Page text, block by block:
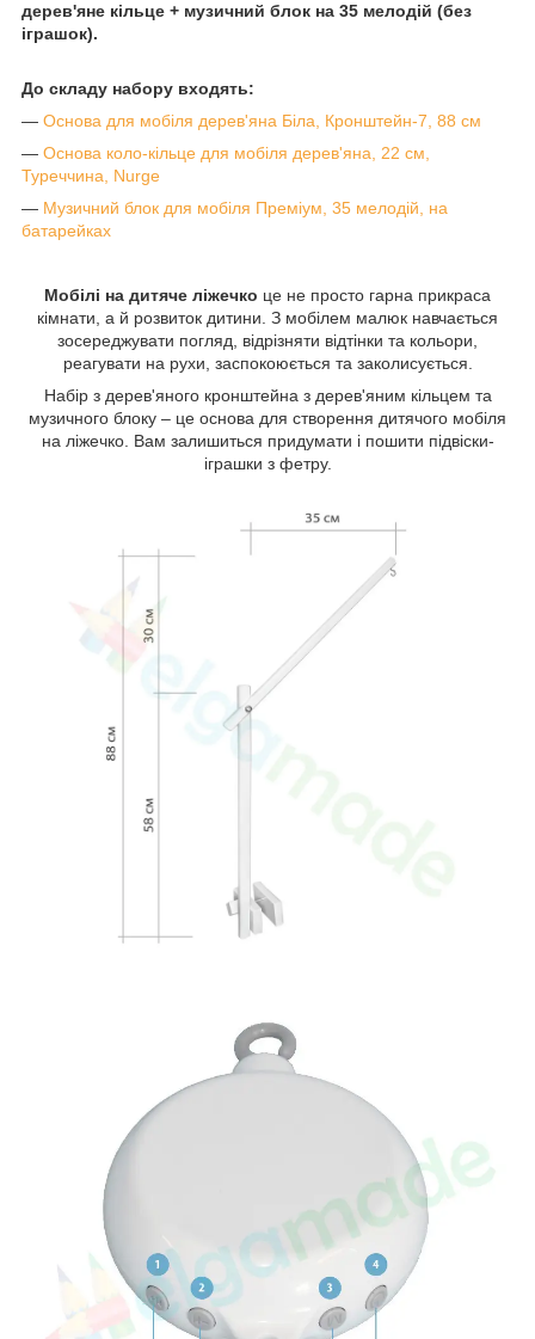
дерев'яне кільце + музичний блок на 35 мелодій (без
іграшок).
До складу набору входять:
— Основа для мобіля дерев'яна Біла, Кронштейн-7, 88 см
— Основа коло-кільце для мобіля дерев'яна, 22 см,
Туреччина, Nurge
— Музичний блок для мобіля Преміум, 35 мелодій, на
батарейках
Мобілі на дитяче ліжечко це не просто гарна прикраса
кімнати, а й розвиток дитини. З мобілем малюк навчається
зосереджувати погляд, відрізняти відтінки та кольори,
реагувати на рухи, заспокоюється та заколисується.
Набір з дерев'яного кронштейна з дерев'яним кільцем та
музичного блоку – це основа для створення дитячого мобіля
на ліжечко. Вам залишиться придумати і пошити підвіски-
іграшки з фетру.